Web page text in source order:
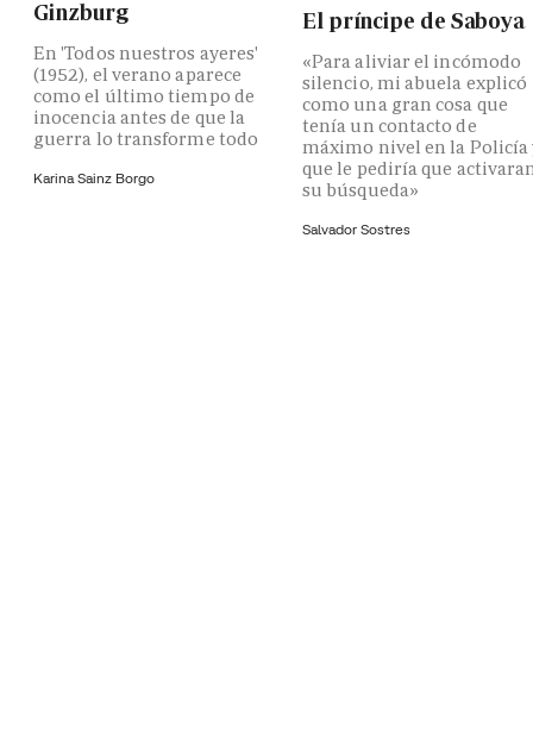
Ginzburg
En 'Todos nuestros ayeres'
(1952), el verano aparece
como el último tiempo de
inocencia antes de que la
guerra lo transforme todo
Karina Sainz Borgo
El príncipe de Saboya
«Para aliviar el incómodo
silencio, mi abuela explicó
como una gran cosa que
tenía un contacto de
máximo nivel en la Policía
que le pediría que
su búsqueda»
Salvador Sostres